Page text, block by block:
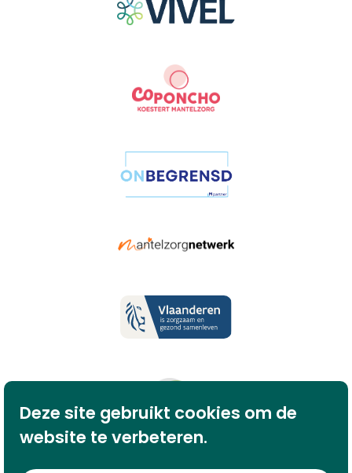
Deze site gebruikt cookies om de
website te verbeteren.